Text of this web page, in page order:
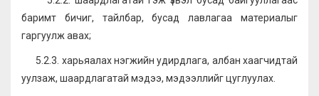
баримт бичиг, тайлбар, бусад лавлагаа материалыг
гаргуулж авах;
5.2.3. харьяалах нэгжийн удирдлага, албан хаагчидтай
уулзаж, шаардлагатай мэдээ, мэдээллийг цуглуулах.